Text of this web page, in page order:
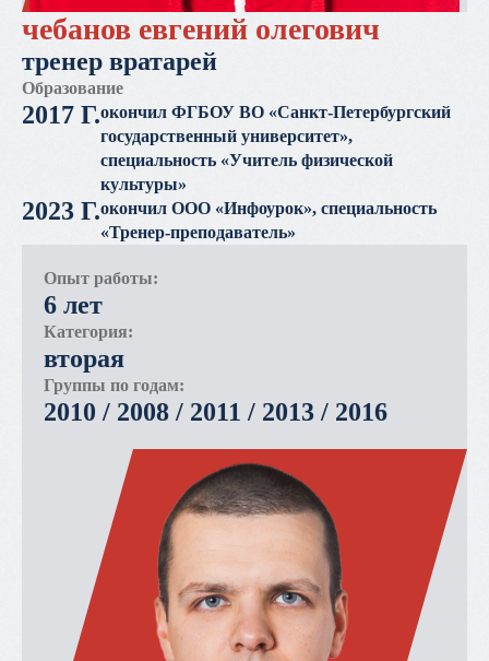
чебанов евгений олегович
тренер вратарей
Образование
2017 Г.окончил ФГБОУ ВО «Санкт-Петербургский
государственный университет»,
специальность «Учитель физической
культуры»
2023 Г.окончил ООО «Инфоурок», специальность
«Тренер-преподаватель»
Опыт работы:
6 лет
Категория:
вторая
Группы по годам:
2010 / 2008 / 2011 / 2013 / 2016